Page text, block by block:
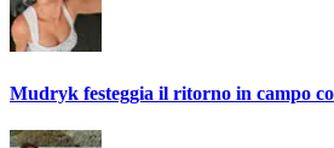
Mudryk festeggia il ritorno in campo